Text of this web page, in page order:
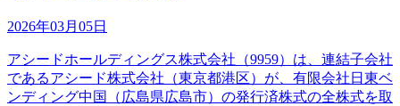
2026年03月05日
アシードホールディングス株式会社（9959）は、連結子会社
であるアシード株式会社（東京都港区）が、有限会社日東ベ
ンディング中国（広島県広島市）の発行済株式の全株式を取